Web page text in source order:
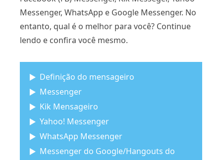
Messenger, WhatsApp e Google Messenger. No
entanto, qual é o melhor para você? Continue
lendo e confira você mesmo.
Definição do mensageiro
Messenger
Kik Mensageiro
Yahoo! Messenger
WhatsApp Messenger
Messenger do Google/Hangouts do